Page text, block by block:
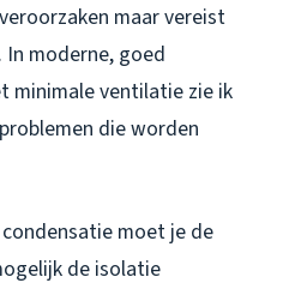
maar vereist
moderne, goed
minimale ventilatie zie ik
die worden
moet je de
de isolatie